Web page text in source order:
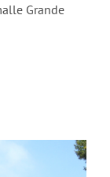
Grande